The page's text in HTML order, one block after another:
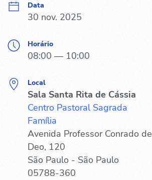
Data
30 nov. 2025
Horário
08:00 — 10:00
Local
Sala Santa Rita de Cássia
Centro Pastoral Sagrada
Família
Avenida Professor Conrado de
Deo, 120
São Paulo - São Paulo
05788-360